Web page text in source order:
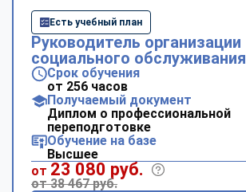
Есть учебный план
Руководитель организации
социального обслуживания
Срок обучения
от 256 часов
Получаемый документ
Диплом о профессиональной
переподготовке
Обучение на базе
Высшее
от 23 080 руб.
от 38 467 руб.